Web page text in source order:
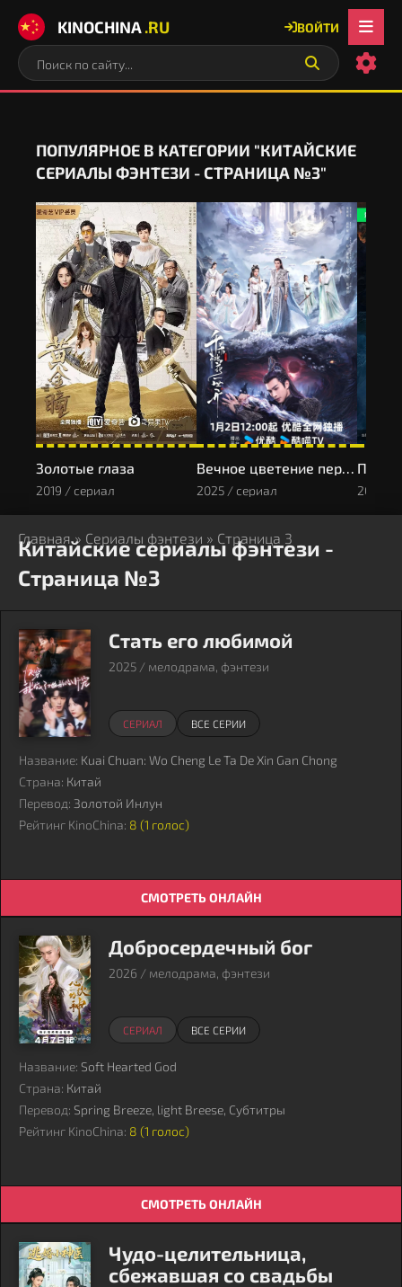
KINOCHINA.RU ВОЙТИ
ПОПУЛЯРНОЕ В КАТЕГОРИИ "КИТАЙСКИЕ
СЕРИАЛЫ ФЭНТЕЗИ - СТРАНИЦА №3"
Золотые глаза
2019 / сериал 2025 / сериал 2024 /
Китайские сериалы фэнтези -
Страница №3
Стать его любимой
2025 / мелодрама, фэнтези
СЕРИАЛ ВСЕ СЕРИИ
Название: Kuai Chuan: Wo Cheng Le Ta De Xin Gan Chong
Страна: Китай
Перевод: Золотой Инлун
Рейтинг KinoChina: 8 (1 голос)
СМОТРЕТЬ ОНЛАЙН
Добросердечный бог
2026 / мелодрама, фэнтези
СЕРИАЛ ВСЕ СЕРИИ
Название: Soft Hearted God
Страна: Китай
Перевод: Spring Breeze, light Breese, Субтитры
Рейтинг KinoChina: 8 (1 голос)
СМОТРЕТЬ ОНЛАЙН
Чудо-целительница,
сбежавшая со свадьбы
Главная» Сериалы фэнтези » Страница 3